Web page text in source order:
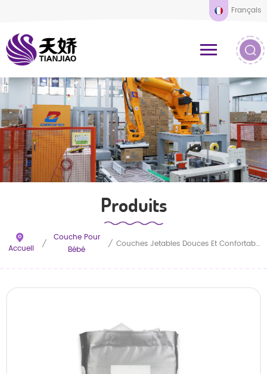
Français
Produits
Accueil /
Couche Pour
Bébé
/ Couches Jetables Douces Et Confortables Pour Bébé, Personnalisées En Usine Fujian